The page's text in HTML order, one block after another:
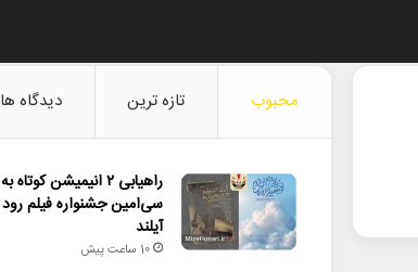
محبوب تازه ترین دیدگاه ها
راهیابی ۲ انیمیشن کوتاه به
سی‌امین جشنواره فیلم رود
آیلند
10 ساعت پیش